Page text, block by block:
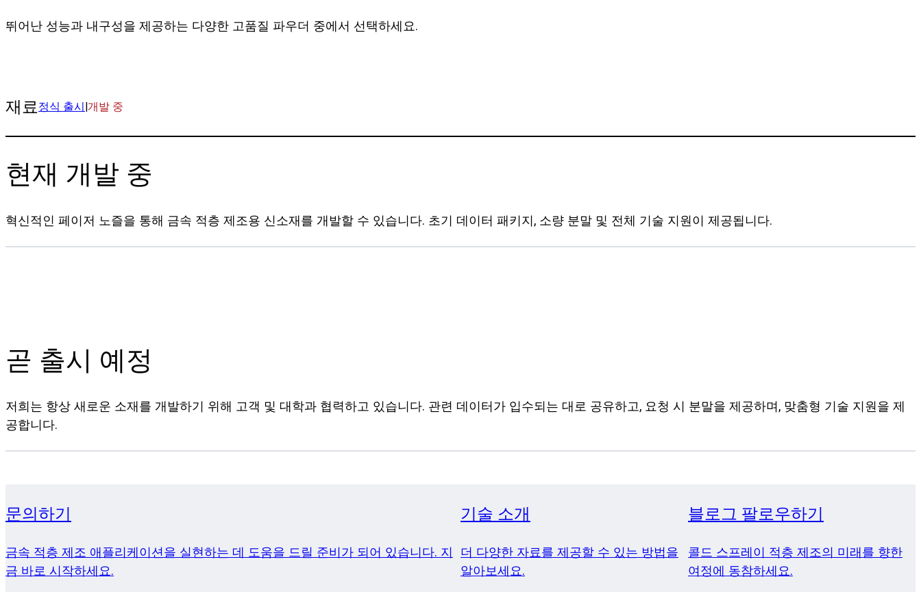
뛰어난 성능과 내구성을 제공하는 다양한 고품질 파우더 중에서 선택하세요.
재료 정식 출시|개발 중
현재 개발 중
혁신적인 페이저 노즐을 통해 금속 적층 제조용 신소재를 개발할 수 있습니다. 초기 데이터 패키지, 소량 분말 및 전체 기술 지원이 제공됩니다.
곧 출시 예정
저희는 항상 새로운 소재를 개발하기 위해 고객 및 대학과 협력하고 있습니다. 관련 데이터가 입수되는 대로 공유하고, 요청 시 분말을 제공하며, 맞춤형 기술 지원을 제
공합니다.
문의하기
금속 적층 제조 애플리케이션을 실현하는 데 도움을 드릴 준비가 되어 있습니다. 지
금 바로 시작하세요.
기술 소개
더 다양한 자료를 제공할 수 있는 방법을
알아보세요.
블로그 팔로우하기
콜드 스프레이 적층 제조의 미래를 향한
여정에 동참하세요.